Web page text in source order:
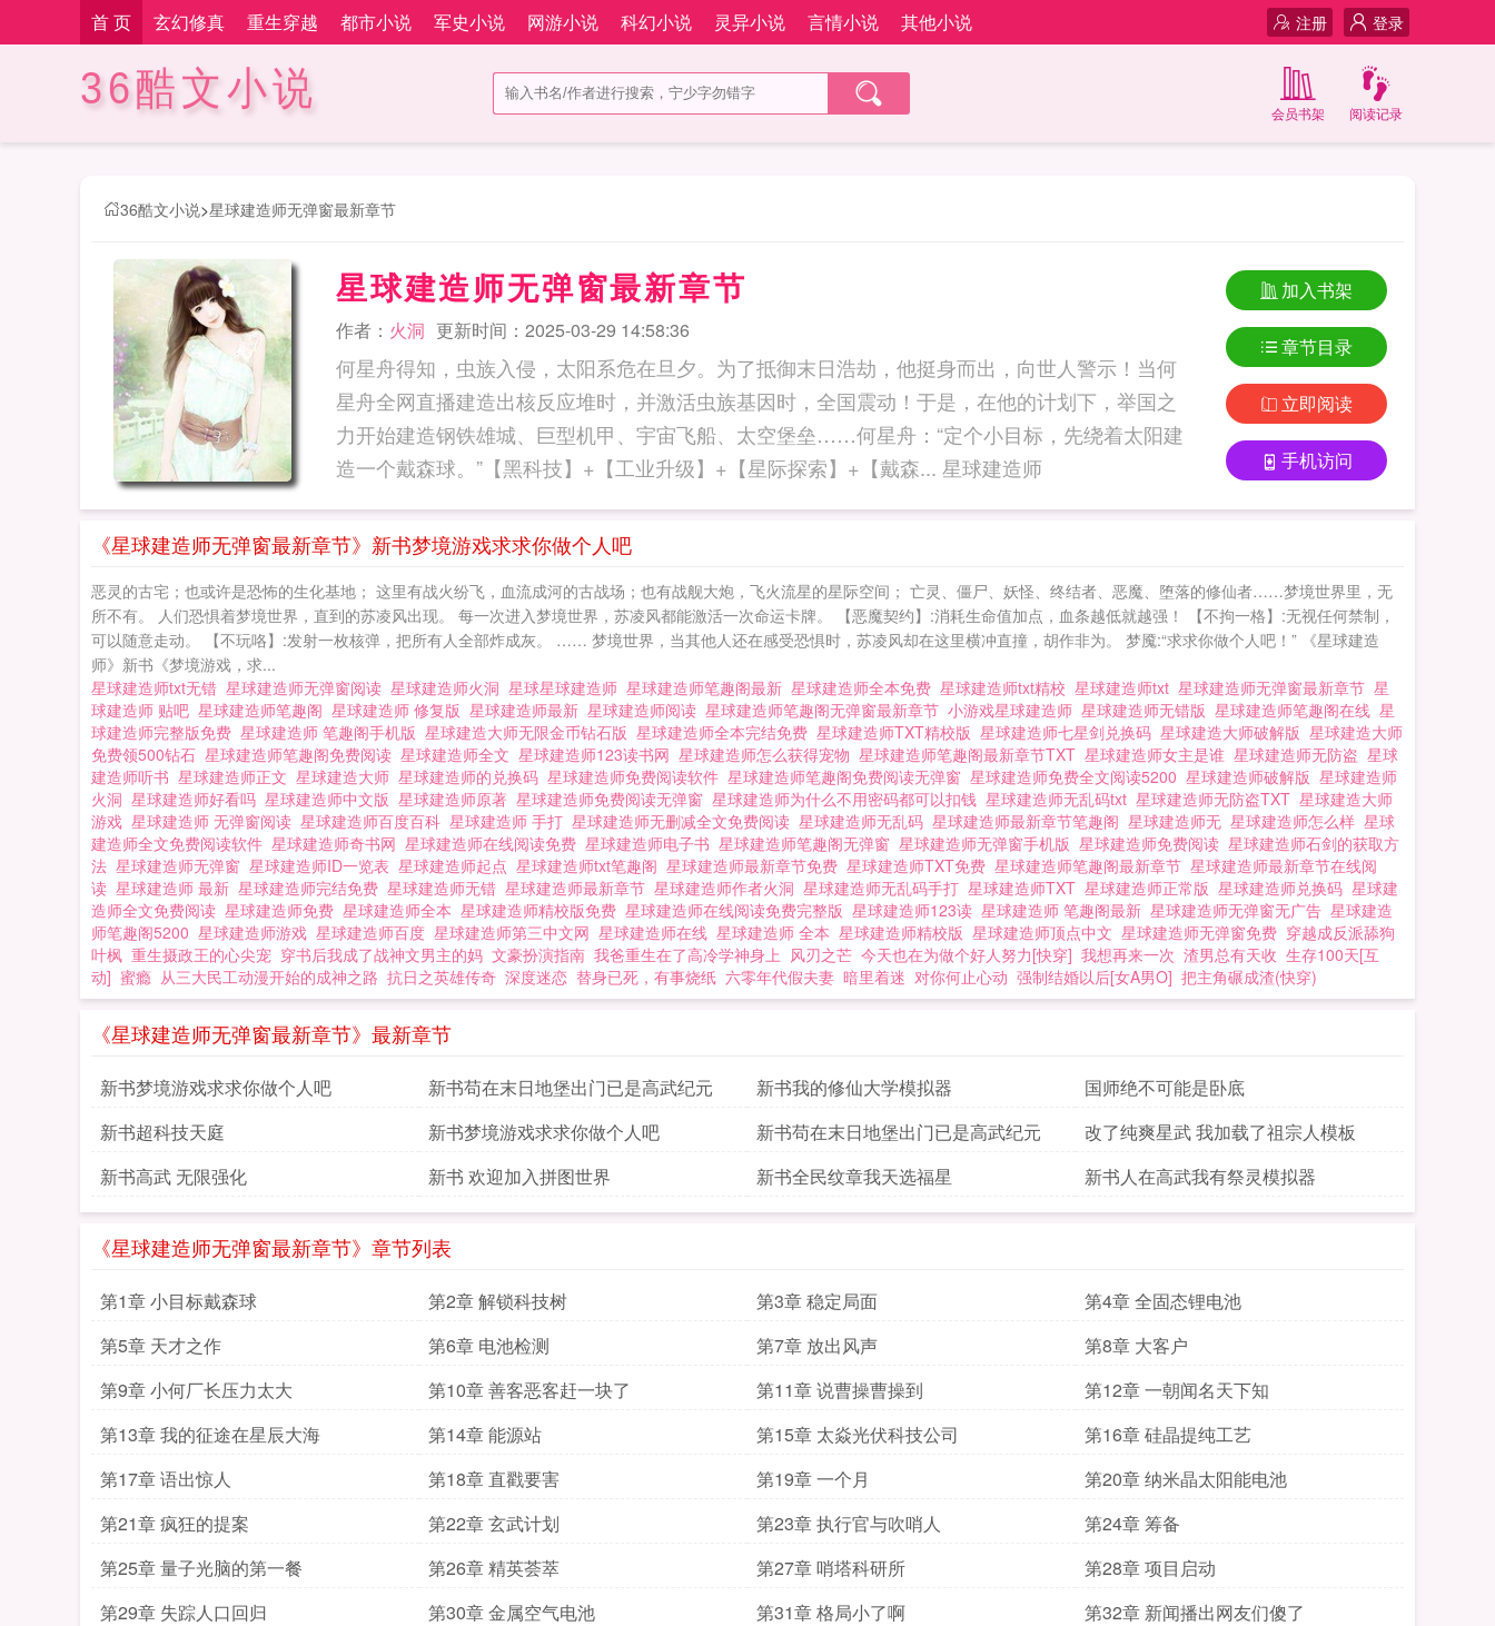
首 页 玄幻修真 重生穿越 都市小说 军史小说 网游小说 科幻小说 灵异小说 言情小说 其他小说 登录
注册
36酷文小说 阅读记录
会员书架
36酷文小说>星球建造师无弹窗最新章节
星球建造师无弹窗最新章节
作者： 火洞 更新时间：2025-03-29 14:58:36
何星舟得知，虫族入侵，太阳系危在旦夕。为了抵御末日浩劫，他挺身而出，向世人警示！当何
星舟全网直播建造出核反应堆时，并激活虫族基因时，全国震动！于是，在他的计划下，举国之
力开始建造钢铁雄城、巨型机甲、宇宙飞船、太空堡垒……何星舟：“定个小目标，先绕着太阳建
造一个戴森球。”【黑科技】+【工业升级】+【星际探索】+【戴森... 星球建造师
加入书架
章节目录
立即阅读
手机访问
《星球建造师无弹窗最新章节》新书梦境游戏求求你做个人吧
恶灵的古宅；也或许是恐怖的生化基地； 这里有战火纷飞，血流成河的古战场；也有战舰大炮，飞火流星的星际空间； 亡灵、僵尸、妖怪、终结者、恶魔、堕落的修仙者……梦境世界里，无
所不有。 人们恐惧着梦境世界，直到的苏凌风出现。 每一次进入梦境世界，苏凌风都能激活一次命运卡牌。 【恶魔契约】:消耗生命值加点，血条越低就越强！ 【不拘一格】:无视任何禁制，
可以随意走动。 【不玩咯】:发射一枚核弹，把所有人全部炸成灰。 …… 梦境世界，当其他人还在感受恐惧时，苏凌风却在这里横冲直撞，胡作非为。 梦魇:“求求你做个人吧！” 《星球建造
师》新书《梦境游戏，求...
星球建造师txt无错 星球建造师无弹窗阅读 星球建造师火洞 星球星球建造师 星球建造师笔趣阁最新 星球建造师全本免费 星球建造师txt精校 星球建造师txt 星球建造师无弹窗最新章节 星
球建造师 贴吧 星球建造师笔趣阁 星球建造师 修复版 星球建造师最新 星球建造师阅读 星球建造师笔趣阁无弹窗最新章节 小游戏星球建造师 星球建造师无错版 星球建造师笔趣阁在线 星
球建造师完整版免费 星球建造师 笔趣阁手机版 星球建造大师无限金币钻石版 星球建造师全本完结免费 星球建造师TXT精校版 星球建造师七星剑兑换码 星球建造大师破解版 星球建造大师
免费领500钻石 星球建造师笔趣阁免费阅读 星球建造师全文 星球建造师123读书网 星球建造师怎么获得宠物 星球建造师笔趣阁最新章节TXT 星球建造师女主是谁 星球建造师无防盗 星球
建造师听书 星球建造师正文 星球建造大师 星球建造师的兑换码 星球建造师免费阅读软件 星球建造师笔趣阁免费阅读无弹窗 星球建造师免费全文阅读5200 星球建造师破解版 星球建造师
火洞 星球建造师好看吗 星球建造师中文版 星球建造师原著 星球建造师免费阅读无弹窗 星球建造师为什么不用密码都可以扣钱 星球建造师无乱码txt 星球建造师无防盗TXT 星球建造大师
游戏 星球建造师 无弹窗阅读 星球建造师百度百科 星球建造师 手打 星球建造师无删减全文免费阅读 星球建造师无乱码 星球建造师最新章节笔趣阁 星球建造师无 星球建造师怎么样 星球
建造师全文免费阅读软件 星球建造师奇书网 星球建造师在线阅读免费 星球建造师电子书 星球建造师笔趣阁无弹窗 星球建造师无弹窗手机版 星球建造师免费阅读 星球建造师石剑的获取方
法 星球建造师无弹窗 星球建造师ID一览表 星球建造师起点 星球建造师txt笔趣阁 星球建造师最新章节免费 星球建造师TXT免费 星球建造师笔趣阁最新章节 星球建造师最新章节在线阅
读 星球建造师 最新 星球建造师完结免费 星球建造师无错 星球建造师最新章节 星球建造师作者火洞 星球建造师无乱码手打 星球建造师TXT 星球建造师正常版 星球建造师兑换码 星球建
造师全文免费阅读 星球建造师免费 星球建造师全本 星球建造师精校版免费 星球建造师在线阅读免费完整版 星球建造师123读 星球建造师 笔趣阁最新 星球建造师无弹窗无广告 星球建造
师笔趣阁5200 星球建造师游戏 星球建造师百度 星球建造师第三中文网 星球建造师在线 星球建造师 全本 星球建造师精校版 星球建造师顶点中文 星球建造师无弹窗免费 穿越成反派舔狗
叶枫 重生摄政王的心尖宠 穿书后我成了战神文男主的妈 文豪扮演指南 我爸重生在了高冷学神身上 风刃之芒 今天也在为做个好人努力[快穿] 我想再来一次 渣男总有天收 生存100天[互
动] 蜜瘾 从三大民工动漫开始的成神之路 抗日之英雄传奇 深度迷恋 替身已死，有事烧纸 六零年代假夫妻 暗里着迷 对你何止心动 强制结婚以后[女A男O] 把主角碾成渣(快穿)
《星球建造师无弹窗最新章节》最新章节
新书梦境游戏求求你做个人吧 新书苟在末日地堡出门已是高武纪元 新书我的修仙大学模拟器
国师绝不可能是卧底
新书超科技天庭
新书梦境游戏求求你做个人吧 新书苟在末日地堡出门已是高武纪元
改了纯爽星武 我加载了祖宗人模板
新书高武 无限强化
新书 欢迎加入拼图世界 新书全民纹章我天选福星 新书人在高武我有祭灵模拟器
《星球建造师无弹窗最新章节》章节列表
第1章 小目标戴森球 第2章 解锁科技树 第3章 稳定局面
第4章 全固态锂电池
第5章 天才之作
第6章 电池检测 第7章 放出风声
第8章 大客户
第9章 小何厂长压力太大
第10章 善客恶客赶一块了 第11章 说曹操曹操到
第12章 一朝闻名天下知
第13章 我的征途在星辰大海
第14章 能源站 第15章 太焱光伏科技公司
第16章 硅晶提纯工艺
第17章 语出惊人
第18章 直戳要害 第19章 一个月
第20章 纳米晶太阳能电池
第21章 疯狂的提案
第22章 玄武计划 第23章 执行官与吹哨人
第24章 筹备
第25章 量子光脑的第一餐
第26章 精英荟萃 第27章 哨塔科研所
第28章 项目启动
第29章 失踪人口回归
第30章 金属空气电池 第31章 格局小了啊
第32章 新闻播出网友们傻了